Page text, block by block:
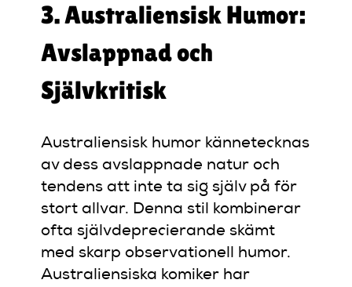
3. Australiensisk Humor:
Avslappnad och
Självkritisk
Australiensisk humor kännetecknas
av dess avslappnade natur och
tendens att inte ta sig själv på för
stort allvar. Denna stil kombinerar
ofta självdeprecierande skämt
med skarp observationell humor.
Australiensiska komiker har